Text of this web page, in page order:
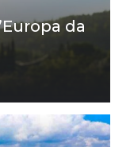
da